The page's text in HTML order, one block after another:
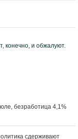
конечно, и обжалуют.
безработица 4,1%
сдерживают